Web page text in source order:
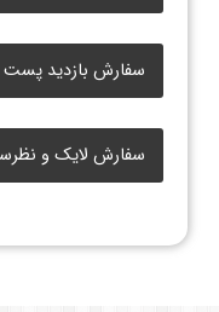
سفارش بازدید پست
سفارش لایک و